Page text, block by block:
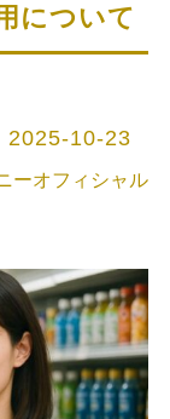
について
2025-10-23
ーオフィシャル